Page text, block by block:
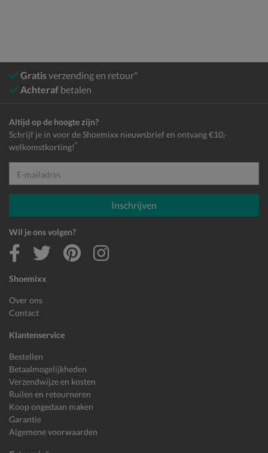
Gratisverzending en retour*
Achteraf betalen
Shoemixx
Over ons
Contact
Klantenservice
Bestellen
Betaalmogelijkheden
Verzendwijze en kosten
Ruilen en retourneren
Koop ongedaan maken
Garantie
Algemene voorwaarden
Altijd op de hoogte zijn?
Schrijf je in voor de Shoemixx nieuwsbrief en ontvang €10,-
welkomstkorting! *
E-mailadres
Inschrijven
Wil je ons volgen?